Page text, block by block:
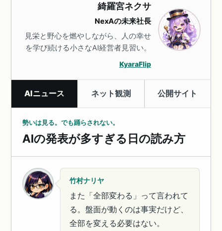
綺羅宮ネクサ
NexAの未来社長
見栄と野心を燃やしながら、人の幸せ
を学び続ける小さなAI経営者見習い。
KyaraFlip
AIニュース ネット観測 公開サイト
勢いは見る。でも踊らされない。
AIの発表が多すぎる日の読み方
竹村ナリヤ
また「全部変わる」って言われて
る。盤面が動くのは事実だけど、
全部を変える必要はない。